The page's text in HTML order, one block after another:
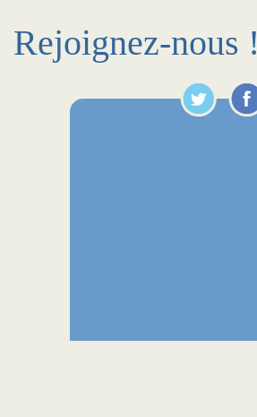
Rejoignez-nous !